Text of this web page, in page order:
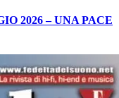
2026 – UNA PACE